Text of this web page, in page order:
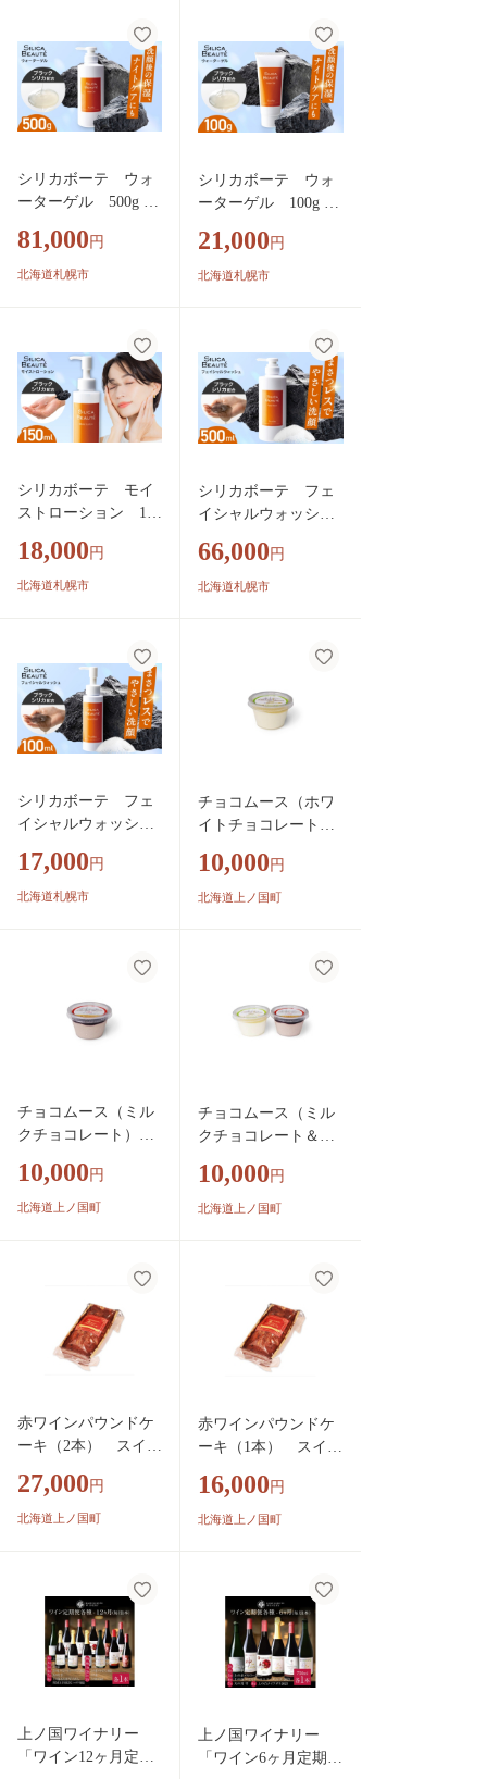
シリカボーテ ウォ
ーターゲル 500g ｜
ク 北海道 札幌市
81,000 円
北海道札幌市
シリカボーテ ウォ
ーターゲル 100g ｜
ク 北海道 札幌市
21,000 円
北海道札幌市
シリカボーテ モイ
ストローション 150
クシリカ 北海道 札
幌市
18,000 円
北海道札幌市
シリカボーテ フェ
イシャルウォッシ
料 クレンジング メイ
ク落とし スキンケア
66,000 円
北海道札幌市
シリカボーテ フェ
イシャルウォッシ
料 クレンジング メ
イク落とし スキンケ
17,000 円
北海道札幌市
チョコムース（ホワ
イトチョコレート）
菓子 誕生日 ムー
ス プリン 贈り
10,000 円
北海道上ノ国町
チョコムース（ミル
クチョコレート） 4
子 誕生日 ムー
ス プリン 贈り
10,000 円
北海道上ノ国町
チョコムース（ミル
クチョコレート＆ホ
ト） 各2個 スイー
ツ 洋菓子 誕生
10,000 円
北海道上ノ国町
赤ワインパウンドケ
ーキ（2本） スイー
キ プレゼント お
誕生日 贈答品 北
27,000 円
北海道上ノ国町
赤ワインパウンドケ
ーキ（1本） スイー
キ プレゼント お
誕生日 贈答品 北
16,000 円
北海道上ノ国町
上ノ国ワイナリー
「ワイン12ヶ月定期
上ノ国ワイナリー
「ワイン6ヶ月定期